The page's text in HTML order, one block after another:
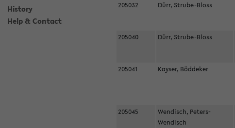
History
Help & Contact
205032 Dürr, Strube-Bloss
205040 Dürr, Strube-Bloss
205041 Kayser, Böddeker
205045
Wendisch, Peters-
Wendisch